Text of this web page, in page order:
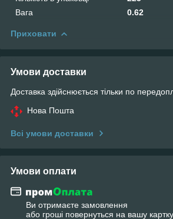
Вага
0.62
Приховати
Умови доставки
Доставка здійснюється тільки по
Нова Пошта
Всі умови доставки
Умови оплати
Ви отримаєте замовлення
або гроші повернуться на вашу картку